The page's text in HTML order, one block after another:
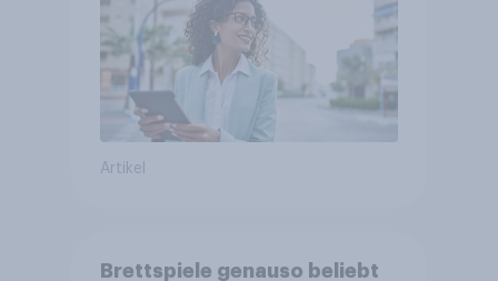
Artikel
Brettspiele genauso beliebt